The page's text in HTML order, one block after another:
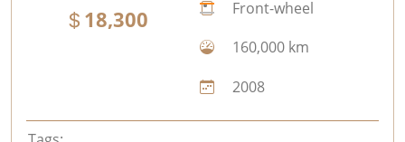
18,300
Front-wheel
160,000 km
2008